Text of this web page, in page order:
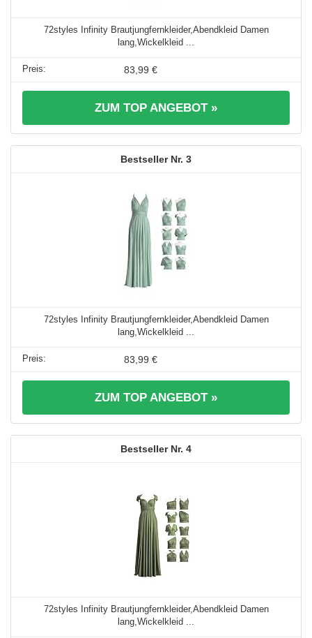
72styles Infinity Brautjungfernkleider,Abendkleid Damen
lang,Wickelkleid ...
83,99 €
ZUM TOP ANGEBOT »
3
72styles Infinity Brautjungfernkleider,Abendkleid Damen
lang,Wickelkleid ...
83,99 €
ZUM TOP ANGEBOT »
4
72styles Infinity Brautjungfernkleider,Abendkleid Damen
lang,Wickelkleid ...